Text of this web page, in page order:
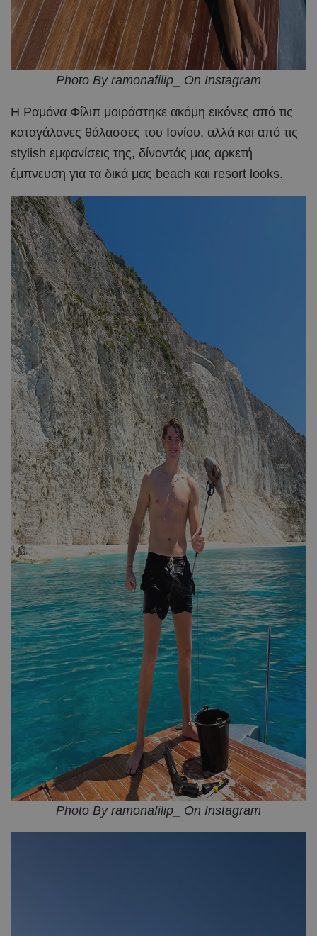
Photo By ramonafilip_ On Instagram
Η Ραμόνα Φίλιπ μοιράστηκε ακόμη εικόνες από τις
καταγάλανες θάλασσες του Ιονίου, αλλά και από τις
stylish εμφανίσεις της, δίνοντάς μας αρκετή
έμπνευση για τα δικά μας beach και resort looks.
Photo By ramonafilip_ On Instagram